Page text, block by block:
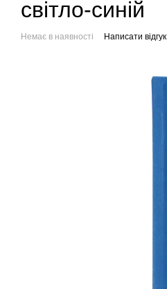
світло-синій
Немає в наявності Написати відгук